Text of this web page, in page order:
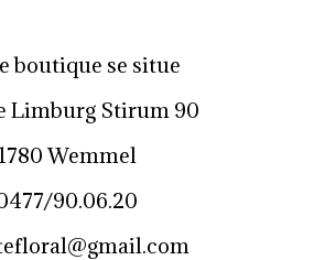
boutique se situe
Limburg Stirum 90
Wemmel
90.06.20